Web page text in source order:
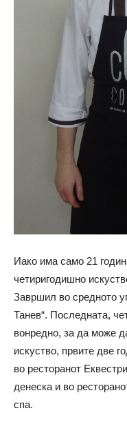
Иако има само 21
четиригодишно
Завршил во средното
Танев“. Последната,
вонредно, за да може
искуство, првите две
во ресторанот
денеска и во
спа.